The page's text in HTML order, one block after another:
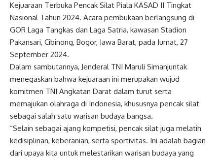
Kejuaraan Terbuka Pencak Silat Piala KASAD II Tingkat
Nasional Tahun 2024. Acara pembukaan berlangsung di
GOR Laga Tangkas dan Laga Satria, kawasan Stadion
Pakansari, Cibinong, Bogor, Jawa Barat, pada Jumat, 27
September 2024.
Dalam sambutannya, Jenderal TNI Maruli Simanjuntak
menegaskan bahwa kejuaraan ini merupakan wujud
komitmen TNI Angkatan Darat dalam turut serta
memajukan olahraga di Indonesia, khususnya pencak silat
sebagai salah satu warisan budaya bangsa.
“Selain sebagai ajang kompetisi, pencak silat juga melatih
kedisiplinan, keberanian, serta sportivitas. Ini adalah bagian
dari upaya kita untuk melestarikan warisan budaya yang